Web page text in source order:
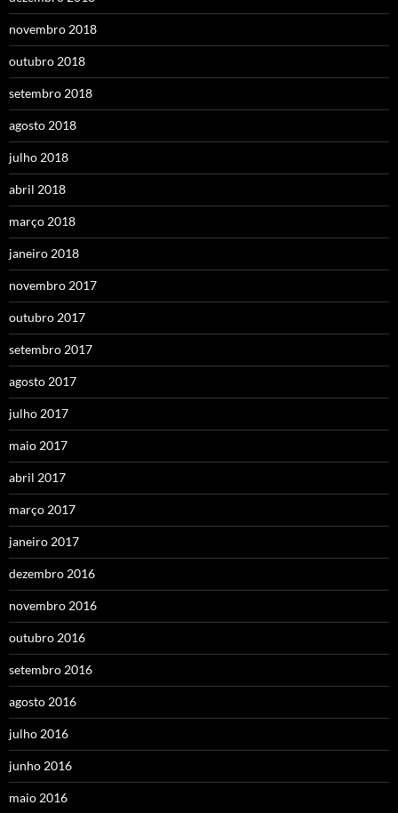
novembro 2018
outubro 2018
setembro 2018
agosto 2018
julho 2018
abril 2018
março 2018
janeiro 2018
novembro 2017
outubro 2017
setembro 2017
agosto 2017
julho 2017
maio 2017
abril 2017
março 2017
janeiro 2017
dezembro 2016
novembro 2016
outubro 2016
setembro 2016
agosto 2016
julho 2016
junho 2016
maio 2016